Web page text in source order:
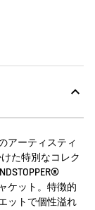
のアーティスティ
た特別なコレク
ケット。特徴的
ットで個性溢れ